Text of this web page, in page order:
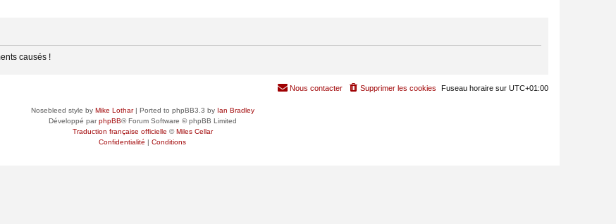
causés !
Fuseau horaire sur UTC+01:00
Supprimer les cookies
Nous contacter
Nosebleed style by Mike Lothar| Ported to phpBB3.3 by Ian Bradley
Développé parphpBB® Forum Software © phpBB Limited
Traduction française officielle ©Miles Cellar
Confidentialité | Conditions